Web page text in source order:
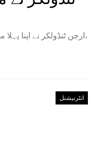
ارجن ٹنڈولکر نے اپنا
انٹرنیشنل